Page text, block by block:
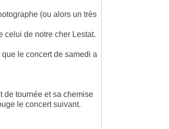
(ou alors un très
celui de notre cher Lestat.
le concert de samedi a
de tournée et sa chemise
le concert suivant.